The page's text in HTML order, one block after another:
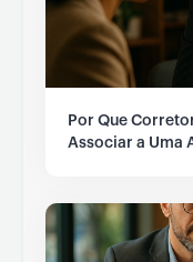
Por Que
Associar a Uma